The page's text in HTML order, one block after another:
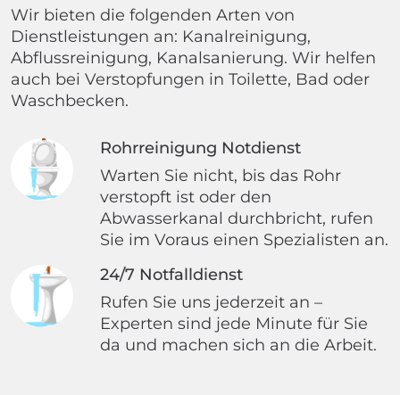
Wir bieten die folgenden Arten von
Dienstleistungen an: Kanalreinigung,
Abflussreinigung, Kanalsanierung. Wir helfen
auch bei Verstopfungen in Toilette, Bad oder
Waschbecken.
Rohrreinigung Notdienst
Warten Sie nicht, bis das Rohr
verstopft ist oder den
Abwasserkanal durchbricht, rufen
Sie im Voraus einen Spezialisten an.
24/7 Notfalldienst
Rufen Sie uns jederzeit an –
Experten sind jede Minute für Sie
da und machen sich an die Arbeit.